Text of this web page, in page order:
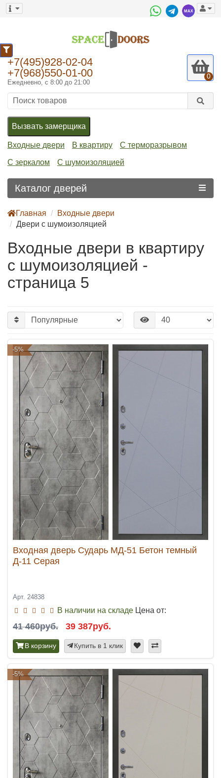
+7(495)928-02-04
+7(968)550-01-00
Ежедневно, с 8:00 до 21:00
0
Вызвать замерщика
Входные двери В квартиру С терморазрывом
С зеркалом С шумоизоляцией
Каталог дверей
Главная
Входные двери
Двери с шумоизоляцией
Входные двери в квартиру
с шумоизоляцией -
страница 5
-5%
Входная дверь Сударь МД-51 Бетон темный
Д-11 Серая
Арт. 24838
В наличии на складе Цена от:
41 460руб. 39 387руб.
В корзину Купить в 1 клик
-5%